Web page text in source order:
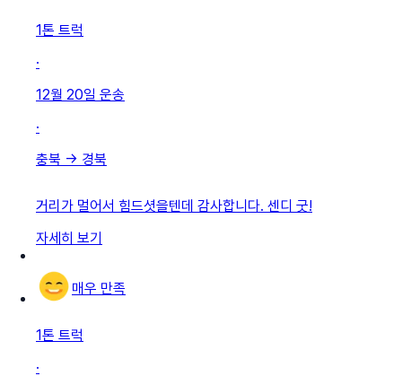
1톤 트럭
·
12월 20일 운송
·
충북 → 경북
거리가 멀어서 힘드셧을텐데 감사합니다. 센디 굿!
자세히 보기
매우 만족
1톤 트럭
·